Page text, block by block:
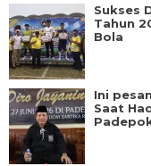
Sukses
Tahun
Bola
Ini
Saat